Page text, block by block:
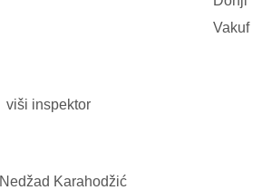
Vakuf
viši inspektor
Nedžad Karahodžić